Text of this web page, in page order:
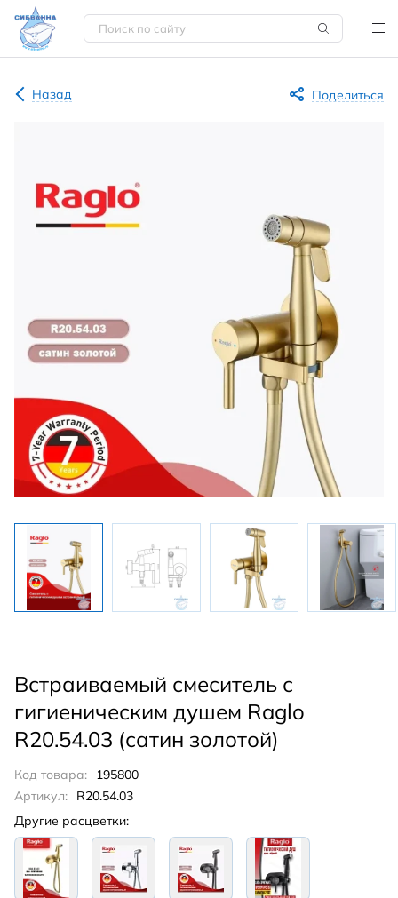
Назад Поделиться
Встраиваемый смеситель с
гигиеническим душем Raglo
R20.54.03 (сатин золотой)
Код товара:
195800
Артикул:
R20.54.03
Другие расцветки: